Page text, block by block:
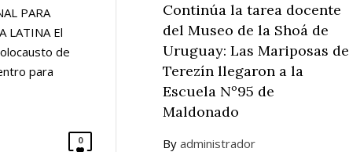
PARA
LATINA El
de
para
0
Continúa la tarea docente
del Museo de la Shoá de
Uruguay: Las Mariposas de
Terezín llegaron a la
Escuela Nº95 de
Maldonado
By administrador